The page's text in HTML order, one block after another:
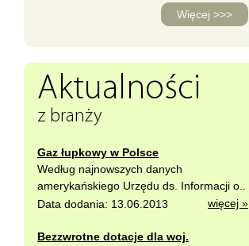
Więcej >>>
Aktualności
z branży
Gaz łupkowy w Polsce
Według najnowszych danych
amerykańskiego Urzędu ds. Informacji o..
Data dodania: 13.06.2013
więcej »
Bezzwrotne dotacje dla woj.